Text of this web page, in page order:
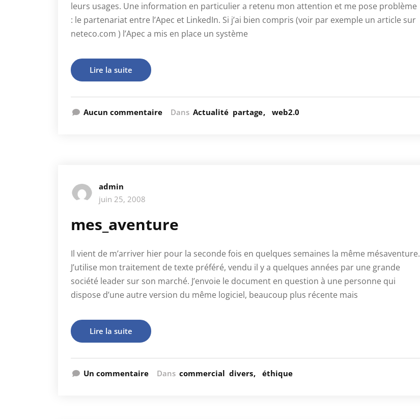
leurs usages. Une information en particulier a retenu mon attention et me pose problème
: le partenariat entre l’Apec et LinkedIn. Si j’ai bien compris (voir par exemple un article sur
neteco.com ) l’Apec a mis en place un système
Lire la suite
Aucun commentaire Dans Actualité partage web2.0
admin
juin 25, 2008
mes_aventure
Il vient de m’arriver hier pour la seconde fois en quelques semaines la même mésaventure.
J’utilise mon traitement de texte préféré, vendu il y a quelques années par une grande
société leader sur son marché. J’envoie le document en question à une personne qui
dispose d’une autre version du même logiciel, beaucoup plus récente mais
Lire la suite
Un commentaire Dans commercial divers éthique